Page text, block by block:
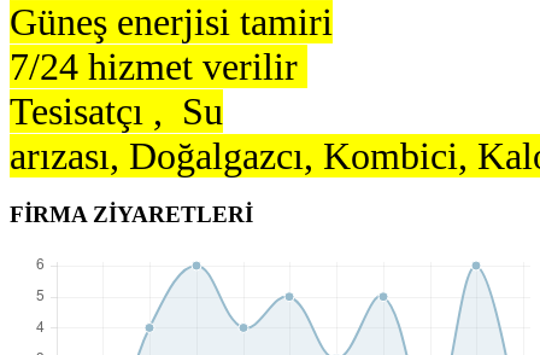
Güneş enerjisi tamiri
7/24 hizmet verilir
Tesisatçı , Su
arızası, Doğalgazcı, Kombici,
FİRMA ZİYARETLERİ